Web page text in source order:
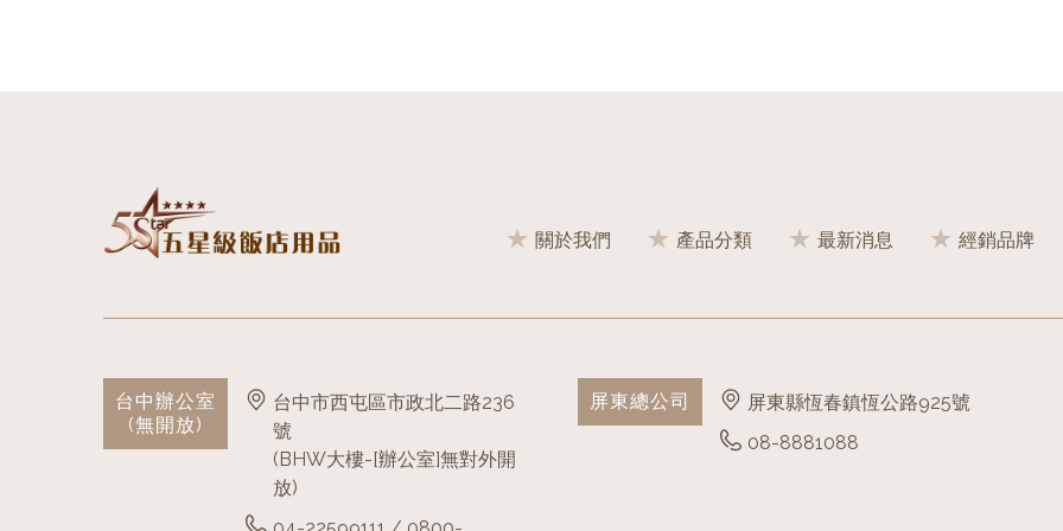
關於我們 產品分類 最新消息 經銷品牌
台中辦公室
(無開放)
台中市西屯區市政北二路236
號
(BHW大樓-[辦公室]無對外開
放)
屏東總公司
屏東縣恆春鎮恆公路925號
08-8881088